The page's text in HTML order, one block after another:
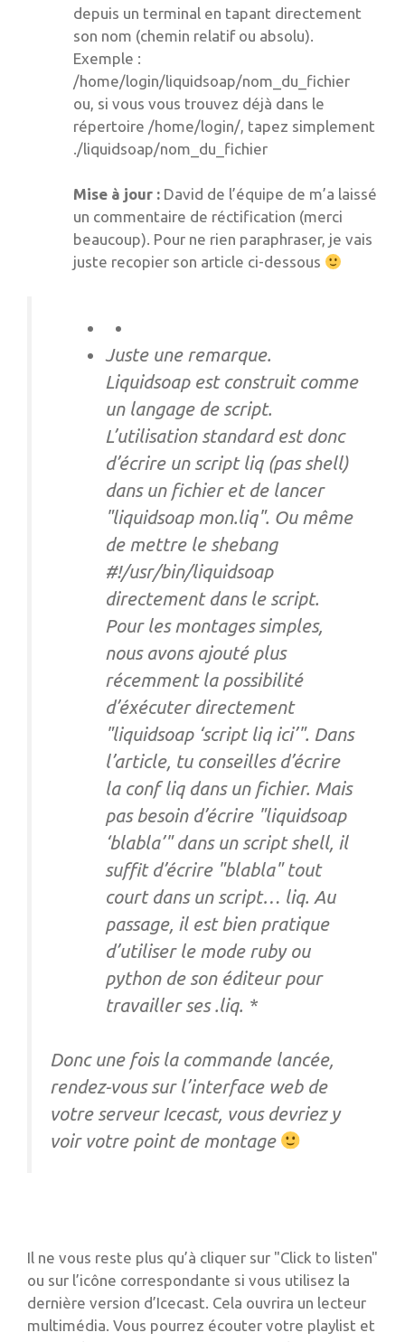
depuis un terminal en tapant directement
son nom (chemin relatif ou absolu).
Exemple :
/home/login/liquidsoap/nom_du_fichier
ou, si vous vous trouvez déjà dans le
répertoire /home/login/, tapez simplement
./liquidsoap/nom_du_fichier
Mise à jour : David de l’équipe de m’a laissé
un commentaire de réctification (merci
beaucoup). Pour ne rien paraphraser, je vais
juste recopier son article ci-dessous
Juste une remarque.
Liquidsoap est construit comme
un langage de script.
L’utilisation standard est donc
d’écrire un script liq (pas shell)
dans un fichier et de lancer
"liquidsoap mon.liq". Ou même
de mettre le shebang
#!/usr/bin/liquidsoap
directement dans le script.
Pour les montages simples,
nous avons ajouté plus
récemment la possibilité
d’éxécuter directement
"liquidsoap ‘script liq ici’". Dans
l’article, tu conseilles d’écrire
la conf liq dans un fichier. Mais
pas besoin d’écrire "liquidsoap
‘blabla’" dans un script shell, il
suffit d’écrire "blabla" tout
court dans un script… liq. Au
passage, il est bien pratique
d’utiliser le mode ruby ou
python de son éditeur pour
travailler ses .liq. *
Donc une fois la commande lancée,
rendez-vous sur l’interface web de
votre serveur Icecast, vous devriez y
voir votre point de montage
Il ne vous reste plus qu’à cliquer sur "Click to listen"
ou sur l’icône correspondante si vous utilisez la
dernière version d’Icecast. Cela ouvrira un lecteur
multimédia. Vous pourrez écouter votre playlist et